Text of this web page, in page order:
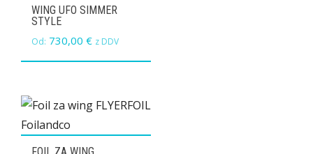
WING UFO SIMMER
STYLE
Od: 730,00 € z DDV